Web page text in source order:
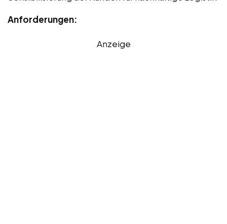
Anforderungen:
Anzeige